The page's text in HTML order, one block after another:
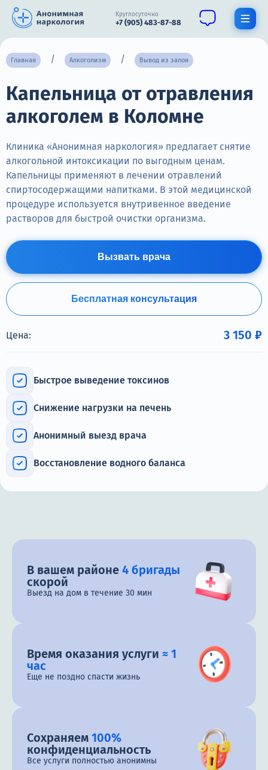
Круглосуточно
+7 (905) 483-87-88
О нас
Наркомания
Алкоголизм
Нарколог
Стационар
Психиатрия
Терапия
+7 (905) 483-87-88
Адрес call-центра
Коломна, пр. Кирова, 48а
Главная Алкоголизм Вывод из запоя
Капельница от отравления
алкоголем в Коломне
Клиника «Анонимная наркология» предлагает снятие
алкогольной интоксикации по выгодным ценам.
Капельницы применяют в лечении отравлений
спиртосодержащими напитками. В этой медицинской
процедуре используется внутривенное введение
растворов для быстрой очистки организма.
Вызвать врача
Бесплатная консультация
Цена: 3 150 ₽
Быстрое выведение токсинов
Снижение нагрузки на печень
Анонимный выезд врача
Восстановление водного баланса
В вашем районе 4 бригады
скорой
Выезд на дом в течение 30 мин
Время оказания услуги ≈ 1
час
Еще не поздно спасти жизнь
Сохраняем 100%
конфиденциальность
Все услуги полностью анонимны